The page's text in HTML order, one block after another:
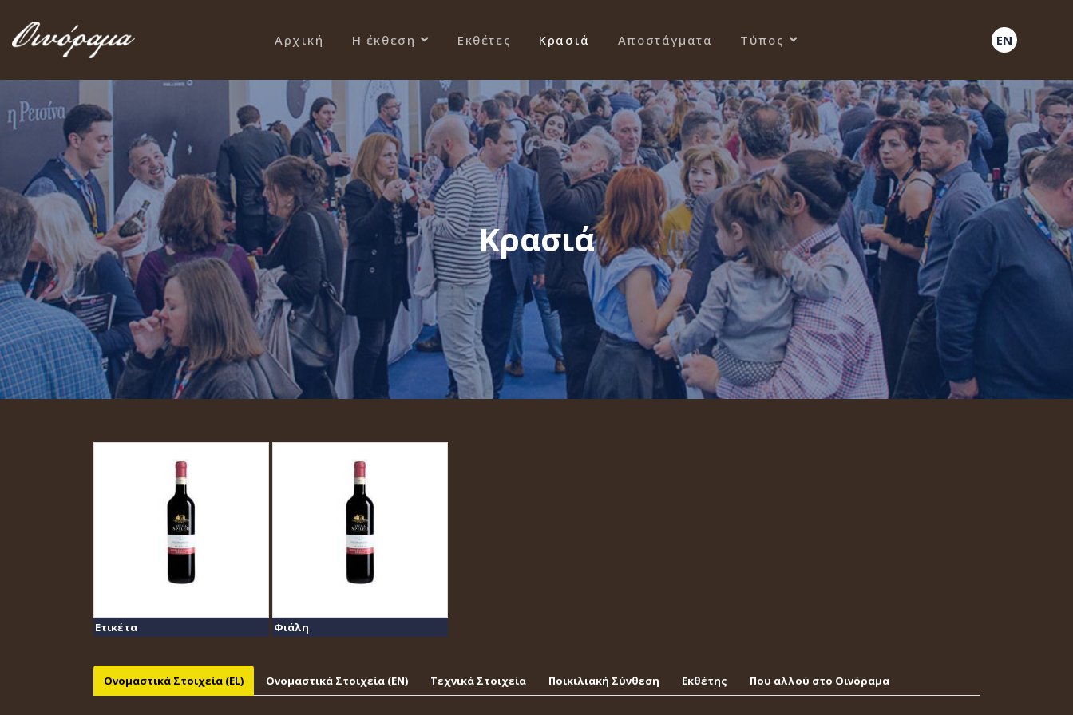
Αρχική Η έκθεση Εκθέτες Κρασιά Αποστάγματα Τύπος EN
Κρασιά
Ετικέτα Φιάλη
Ονομαστικά Στοιχεία (EL) Ονομαστικά Στοιχεία (EΝ) Τεχνικά Στοιχεία Ποικιλιακή Σύνθεση Εκθέτης Που αλλού στο Οινόραμα